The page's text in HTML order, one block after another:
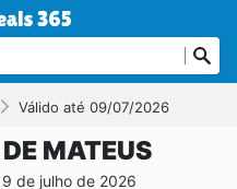
Válido até 09/07/2026
MATEUS
de julho de 2026